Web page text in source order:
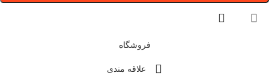
فروشگاه
علاقه مندی